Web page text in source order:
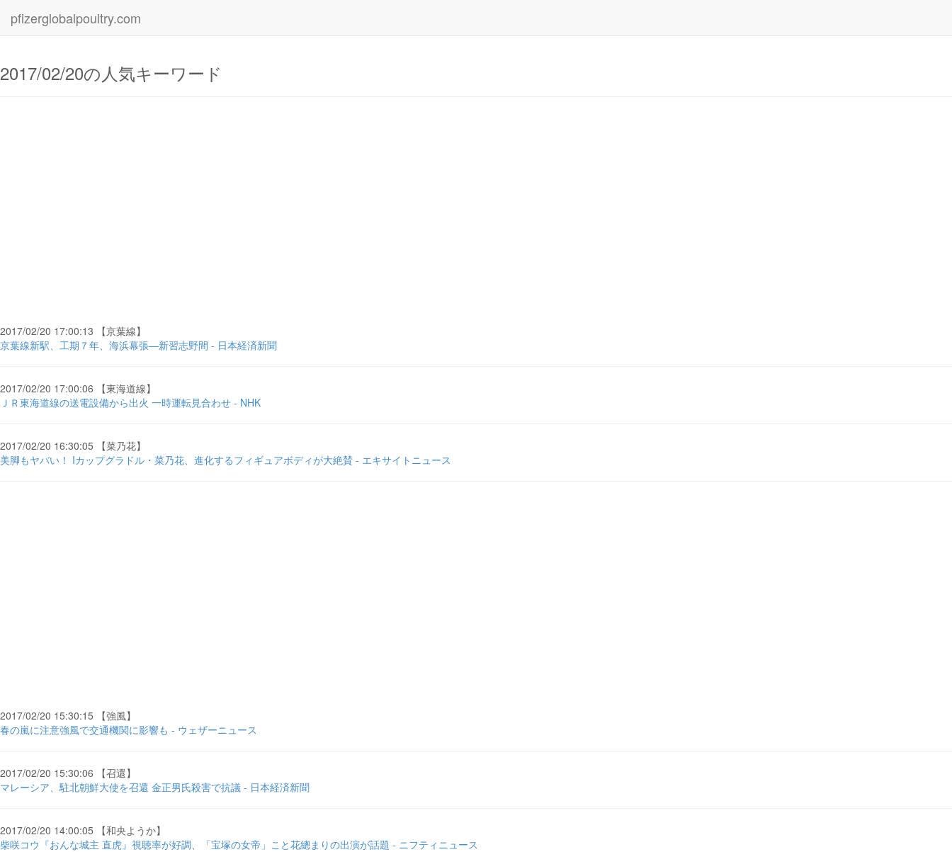
pfizerglobalpoultry.com
2017/02/20の人気キーワード
2017/02/20 17:00:13 【京葉線】
京葉線新駅、工期７年、海浜幕張―新習志野間 - 日本経済新聞
2017/02/20 17:00:06 【東海道線】
ＪＲ東海道線の送電設備から出火 一時運転見合わせ - NHK
2017/02/20 16:30:05 【菜乃花】
美脚もヤバい！ Iカップグラドル・菜乃花、進化するフィギュアボディが大絶賛 - エキサイトニュース
2017/02/20 15:30:15 【強風】
春の嵐に注意強風で交通機関に影響も - ウェザーニュース
2017/02/20 15:30:06 【召還】
マレーシア、駐北朝鮮大使を召還 金正男氏殺害で抗議 - 日本経済新聞
2017/02/20 14:00:05 【和央ようか】
柴咲コウ『おんな城主 直虎』視聴率が好調、「宝塚の女帝」こと花總まりの出演が話題 - ニフティニュース